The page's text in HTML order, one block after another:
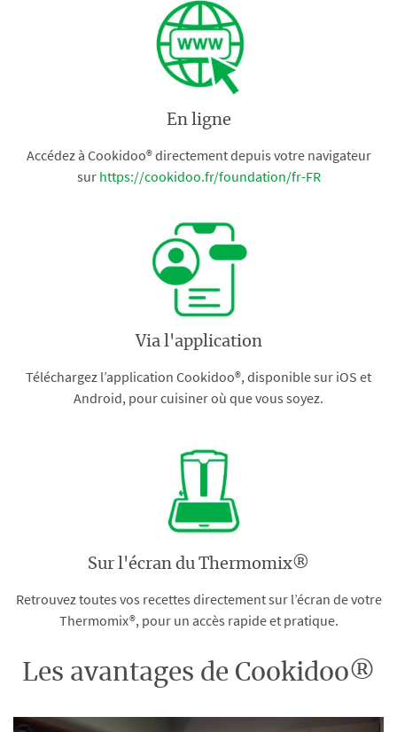
En ligne
Accédez à Cookidoo® directement depuis votre navigateur
sur https://cookidoo.fr/foundation/fr-FR
Via l'application
Téléchargez l’application Cookidoo®, disponible sur iOS et
Android, pour cuisiner où que vous soyez.
Sur l'écran du Thermomix®
Retrouvez toutes vos recettes directement sur l’écran de votre
Thermomix®, pour un accès rapide et pratique.
Les avantages de Cookidoo®